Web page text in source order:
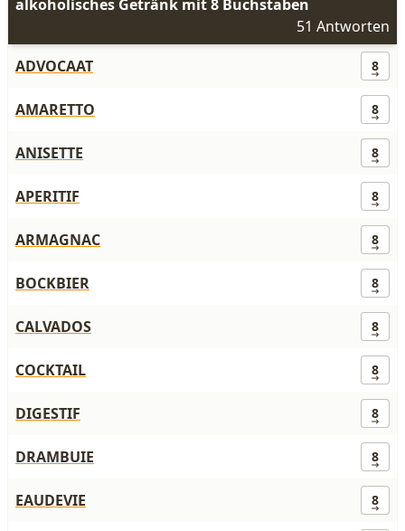
alkoholisches Getränk mit 8 Buchstaben
51 Antworten
ADVOCAAT
8
AMARETTO 8
ANISETTE 8
APERITIF 8
ARMAGNAC 8
BOCKBIER 8
CALVADOS 8
COCKTAIL 8
DIGESTIF 8
DRAMBUIE 8
EAUDEVIE 8